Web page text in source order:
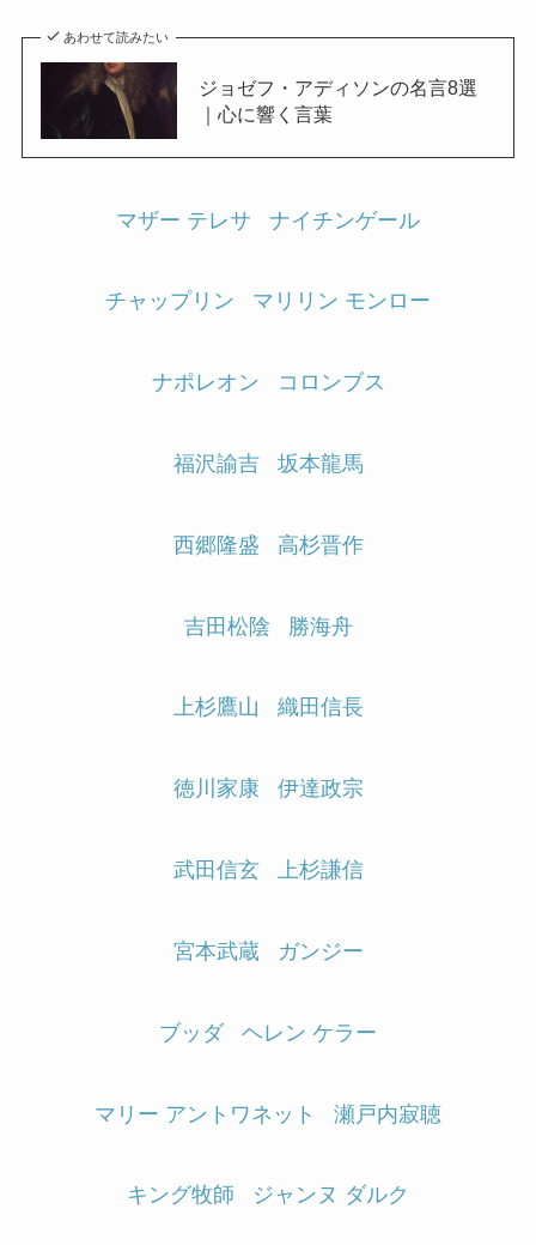
あわせて読みたい
ジョゼフ・アディソンの名言8選
｜心に響く言葉
マザー テレサ ナイチンゲール
チャップリン マリリン モンロー
ナポレオン コロンブス
福沢諭吉 坂本龍馬
西郷隆盛 高杉晋作
吉田松陰 勝海舟
上杉鷹山 織田信長
徳川家康 伊達政宗
武田信玄 上杉謙信
宮本武蔵 ガンジー
ブッダ ヘレン ケラー
マリー アントワネット 瀬戸内寂聴
キング牧師 ジャンヌ ダルク